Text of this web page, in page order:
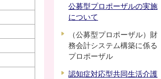
公募型プロポーザルの実施
について
（公募型プロポーザル）財
務会計システム構築に係る
プロポーザル
認知症対応型共同生活介護